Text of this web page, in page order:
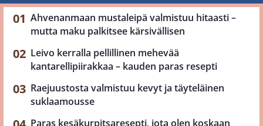
Ahvenanmaan mustaleipä valmistuu hitaasti –
mutta maku palkitsee kärsivällisen
Leivo kerralla pellillinen mehevää
kantarellipiirakkaa – kauden paras resepti
Raejuustosta valmistuu kevyt ja täyteläinen
suklaamousse
Paras kesäkurpitsaresepti, jota olen koskaan